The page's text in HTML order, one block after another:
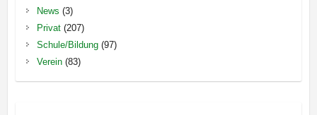
News (3)
Privat(207)
Schule/Bildung(97)
Verein(83)